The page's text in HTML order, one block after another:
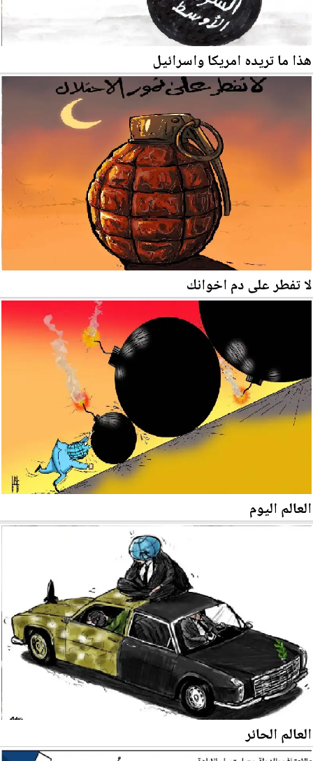
هذا ما تريده امريكا واسرائيل
لا تفطر على دم اخوانك
العالم اليوم
العالم الحائر